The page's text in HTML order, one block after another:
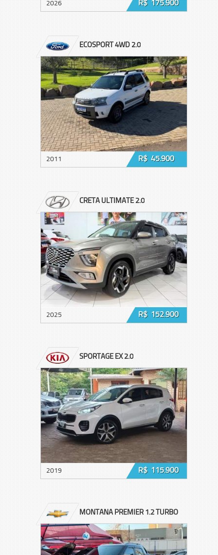
2026 R$ 175.900
ECOSPORT 4WD 2.0
2011 R$ 45.900
CRETA ULTIMATE 2.0
2025 R$ 152.900
SPORTAGE EX 2.0
2019 R$ 115.900
MONTANA PREMIER 1.2 TURBO